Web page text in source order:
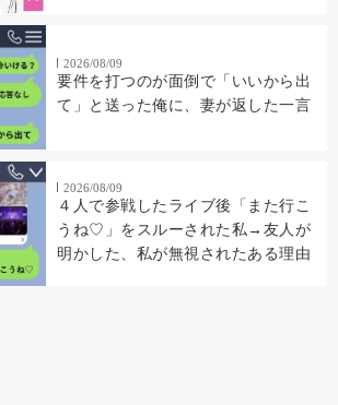
2026/08/09
要件を打つのが面倒で「いいから出
て」と送った俺に、妻が返した一言
2026/08/09
４人で参戦したライブ後「また行こ
うね♡」をスルーされた私→友人が
明かした、私が無視されたある理由